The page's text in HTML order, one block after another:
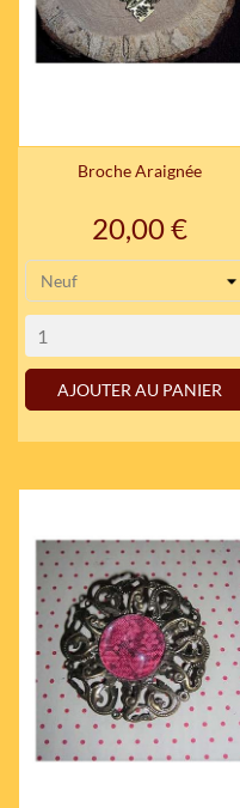
Broche Araignée
Prix
20,00 €
AJOUTER AU PANIER